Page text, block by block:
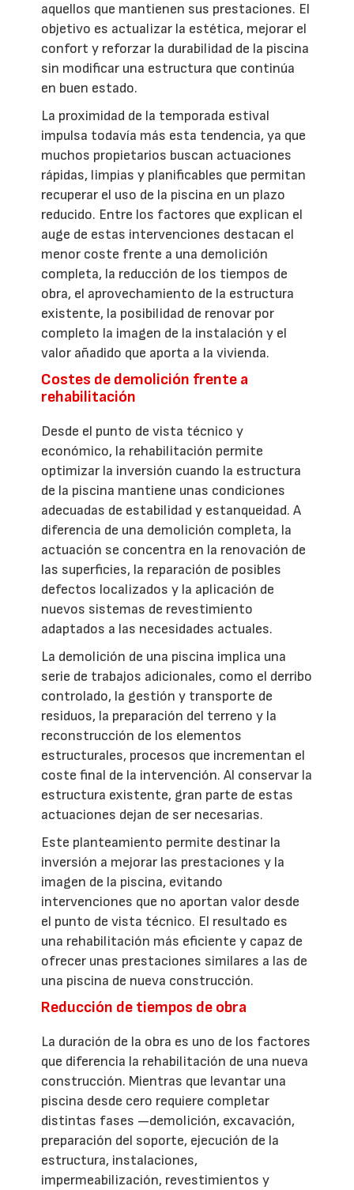
aquellos que mantienen sus prestaciones. El
objetivo es actualizar la estética, mejorar el
confort y reforzar la durabilidad de la piscina
sin modificar una estructura que continúa
en buen estado.
La proximidad de la temporada estival
impulsa todavía más esta tendencia, ya que
muchos propietarios buscan actuaciones
rápidas, limpias y planificables que permitan
recuperar el uso de la piscina en un plazo
reducido. Entre los factores que explican el
auge de estas intervenciones destacan el
menor coste frente a una demolición
completa, la reducción de los tiempos de
obra, el aprovechamiento de la estructura
existente, la posibilidad de renovar por
completo la imagen de la instalación y el
valor añadido que aporta a la vivienda.
Costes de demolición frente a
rehabilitación
Desde el punto de vista técnico y
económico, la rehabilitación permite
optimizar la inversión cuando la estructura
de la piscina mantiene unas condiciones
adecuadas de estabilidad y estanqueidad. A
diferencia de una demolición completa, la
actuación se concentra en la renovación de
las superficies, la reparación de posibles
defectos localizados y la aplicación de
nuevos sistemas de revestimiento
adaptados a las necesidades actuales.
La demolición de una piscina implica una
serie de trabajos adicionales, como el derribo
controlado, la gestión y transporte de
residuos, la preparación del terreno y la
reconstrucción de los elementos
estructurales, procesos que incrementan el
coste final de la intervención. Al conservar la
estructura existente, gran parte de estas
actuaciones dejan de ser necesarias.
Este planteamiento permite destinar la
inversión a mejorar las prestaciones y la
imagen de la piscina, evitando
intervenciones que no aportan valor desde
el punto de vista técnico. El resultado es
una rehabilitación más eficiente y capaz de
ofrecer unas prestaciones similares a las de
una piscina de nueva construcción.
Reducción de tiempos de obra
La duración de la obra es uno de los factores
que diferencia la rehabilitación de una nueva
construcción. Mientras que levantar una
piscina desde cero requiere completar
distintas fases —demolición, excavación,
preparación del soporte, ejecución de la
estructura, instalaciones,
impermeabilización, revestimientos y